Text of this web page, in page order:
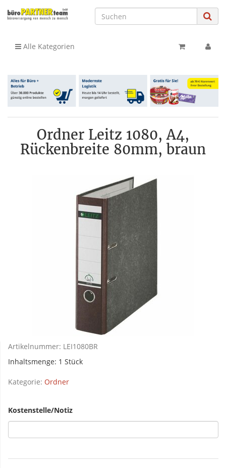
Alle Kategorien
Ordner Leitz 1080, A4,
Rückenbreite 80mm, braun
Artikelnummer: LEI1080BR
Inhaltsmenge: 1 Stück
Kategorie: Ordner
Kostenstelle/Notiz